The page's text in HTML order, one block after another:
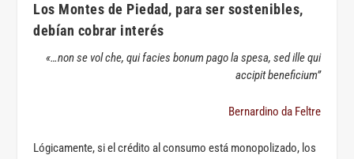
Los Montes de Piedad, para ser sostenibles,
debían cobrar interés
«…non se vol che, qui facies bonum pago la spesa, sed ille qui
accipit beneficium”
Bernardino da Feltre
Lógicamente, si el crédito al consumo está monopolizado, los